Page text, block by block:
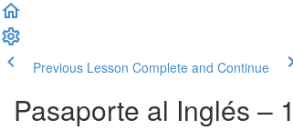
Previous Lesson Complete and Continue
Pasaporte al Inglés –